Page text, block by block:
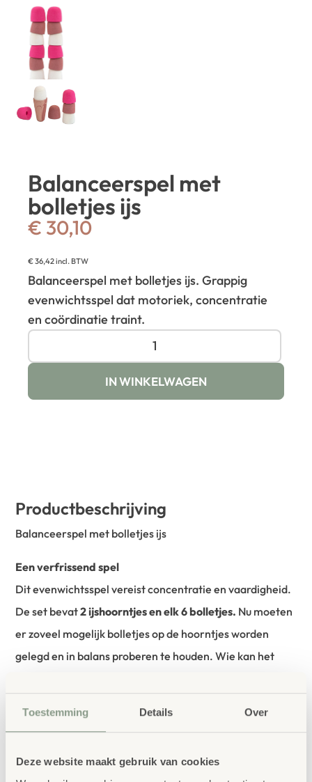
Toestemming Details Over
Deze website maakt gebruik van cookies
Balanceerspel met
bolletjes ijs
€ 30,10
€36,42incl. BTW
Balanceerspel met bolletjes ijs. Grappig
evenwichtsspel dat motoriek, concentratie
en coördinatie traint.
IN WINKELWAGEN
Productbeschrijving
Balanceerspel met bolletjes ijs
Een verfrissend spel
Dit evenwichtsspel vereist concentratie en vaardigheid.
De set bevat2 ijshoorntjes en elk 6 bolletjes. Nu moeten
er zoveel mogelijk bolletjes op de hoorntjes worden
gelegd en in balans proberen te houden. Wie kan het
Vertrouwd
bestellen bij School
School Concept is de specialist in